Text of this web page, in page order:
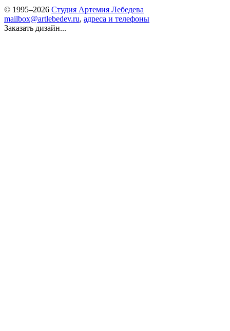
© 1995–2026 Студия Артемия Лебедева
mailbox@artlebedev.ru, адреса и телефоны
Заказать дизайн...